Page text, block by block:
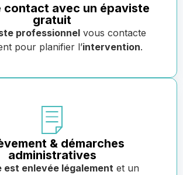
contact avec un épaviste
gratuit
professionnel vous contacte
pour planifier l’intervention.
& démarches
administratives
est enlevée légalement et un